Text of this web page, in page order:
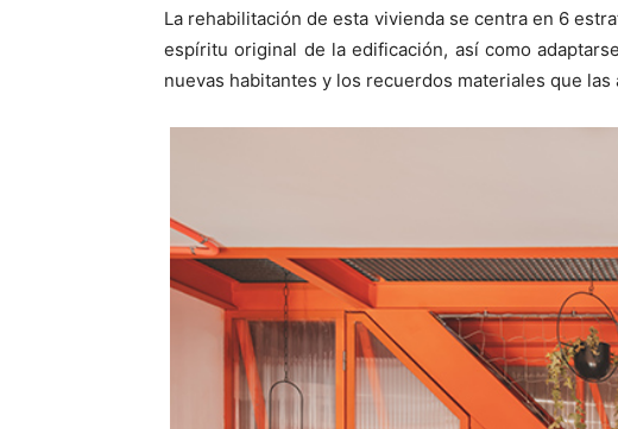
La rehabilitación de esta vivienda se centra en 6
espíritu original de la edificación, así como
nuevas habitantes y los recuerdos materiales que las